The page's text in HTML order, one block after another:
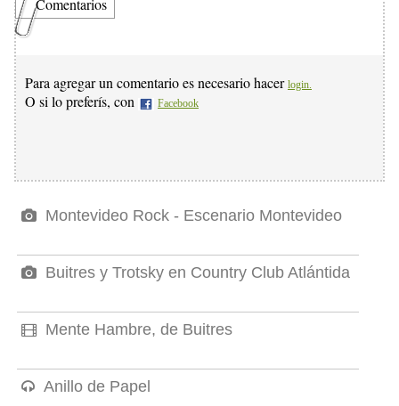
Comentarios
Para agregar un comentario es necesario hacer login.
O si lo preferís, con Facebook
Montevideo Rock - Escenario Montevideo
Buitres y Trotsky en Country Club Atlántida
Mente Hambre, de Buitres
Anillo de Papel